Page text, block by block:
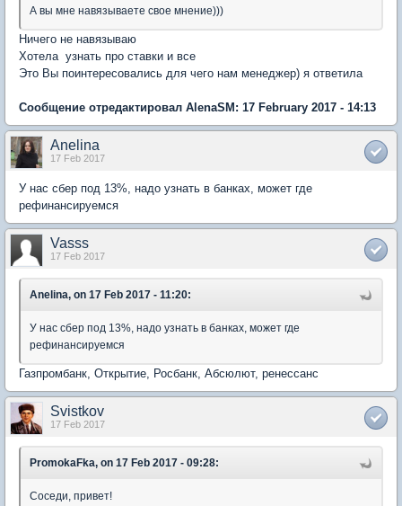
А вы мне навязываете свое мнение)))
Ничего не навязываю
Хотела узнать про ставки и все
Это Вы поинтересовались для чего нам менеджер) я ответила
Сообщение отредактировал AlenaSM: 17 February 2017 - 14:13
Anelina
17 Feb 2017
У нас сбер под 13%, надо узнать в банках, может где
рефинансируемся
Vasss
17 Feb 2017
Anelina, on 17 Feb 2017 - 11:20:
У нас сбер под 13%, надо узнать в банках, может где
рефинансируемся
Газпромбанк, Открытие, Росбанк, Абсюлют, ренессанс
Svistkov
17 Feb 2017
PromokaFka, on 17 Feb 2017 - 09:28:
Соседи, привет!